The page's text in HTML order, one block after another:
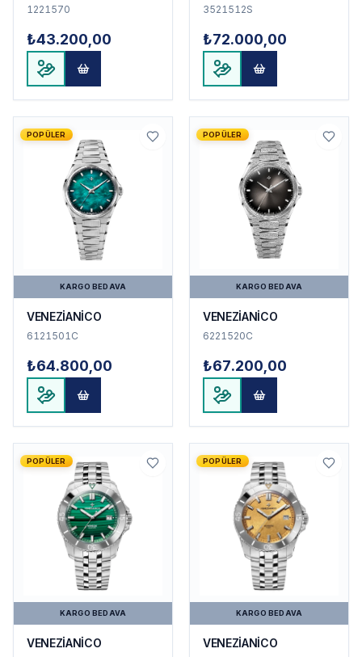
1221570
₺43.200,00
3521512S
₺72.000,00
POPÜLER
KARGO BEDAVA
VENEZİANİCO
6121501C
₺64.800,00
POPÜLER
KARGO BEDAVA
VENEZİANİCO
6221520C
₺67.200,00
POPÜLER
KARGO BEDAVA
VENEZİANİCO
POPÜLER
KARGO BEDAVA
VENEZİANİCO